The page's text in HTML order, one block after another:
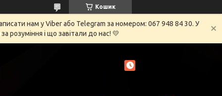
Кошик
нам у Viber або Telegram за номером: 067 948 84 30. У
розуміння і що завітали до нас! 💛